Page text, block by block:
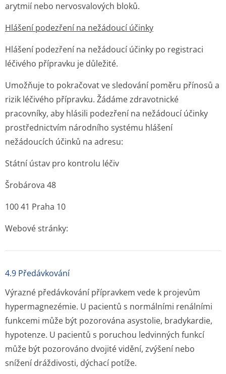
arytmií nebo nervosvalových blo­ků.
Hlášení podezření na nežádoucí účinky
Hlášení podezření na nežádoucí účinky po registraci
léčivého přípravku je důležité.
Umožňuje to pokračovat ve sledování poměru přínosů a
rizik léčivého přípravku. Žádáme zdravotnické
pracovníky, aby hlásili podezření na nežádoucí účinky
prostřednictvím národního systému hlášení
nežádoucích účinků na adresu:
Státní ústav pro kontrolu léčiv
Šrobárova 48
100 41 Praha 10
Webové stránky:
4.9 Předávkování
Výrazné předávkování přípravkem vede k projevům
hypermagnezémie. U pacientů s normálními renálními
funkcemi může být pozorována asystolie, bradykardie,
hypotenze. U pacientů s poruchou ledvinných funkcí
může být pozorováno dvojité vidění, zvýšení nebo
snížení dráždivosti, dýchací potíže.